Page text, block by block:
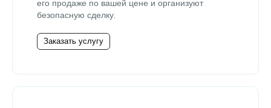
его продаже по вашей цене и организуют
безопасную сделку.
Заказать услугу